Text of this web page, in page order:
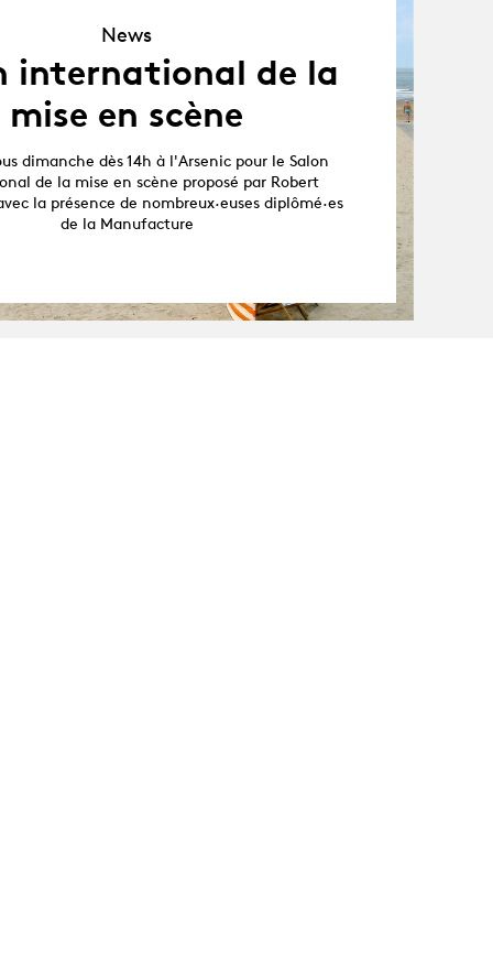
News
international de la
mise en scène
dimanche dès 14h à l'Arsenic pour le Salon
de la mise en scène proposé par Robert
la présence de nombreux·euses diplômé·es
de la Manufacture